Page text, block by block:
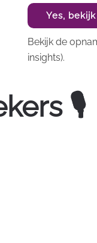
Yes,
Bekijk de
insights).
🎙